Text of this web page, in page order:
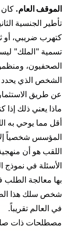
الموقف العام. كان
تأطير الجنسية
كتهرب ضريبي، أو
تسمية "الملك"
الصحفيون،
الشخص الذي يحدد
عن طريق
ماذا يعني ذلك إذا
أقل مما يوحي به
المؤسس شخصياً
الأسئلة في نموذج
بها معالجة الطلب
شخص سلك هذا
في العالم تقريباً.
مصطلحات ذات